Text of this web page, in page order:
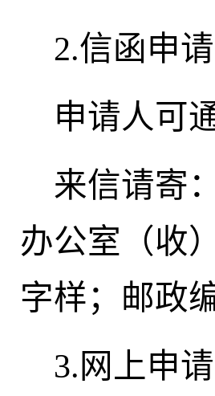
2.信函申请
申请人可
来信请寄
办公室（收
字样；邮政
3.网上申请